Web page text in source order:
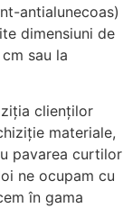
antialunecoas)
dimensiuni de
sau la
clienților
materiale,
pavarea curtilor
ne ocupam cu
în gama